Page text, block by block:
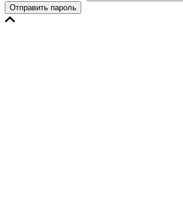
Отправить пароль